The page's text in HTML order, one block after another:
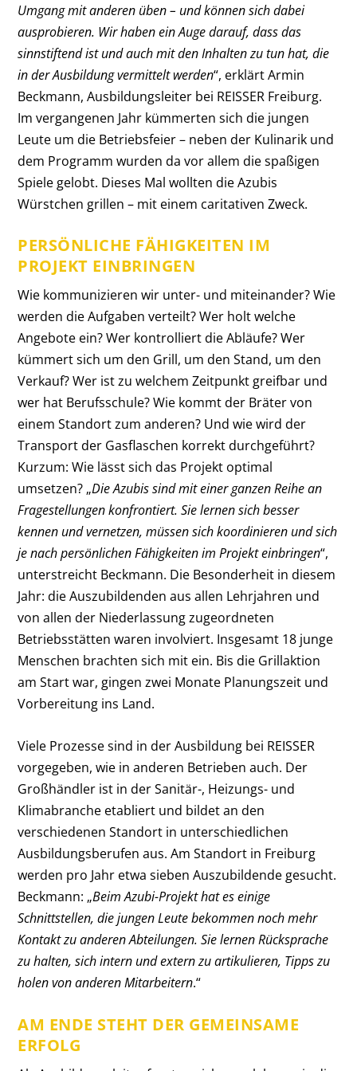
Umgang mit anderen üben – und können sich dabei
ausprobieren. Wir haben ein Auge darauf, dass das
sinnstiftend ist und auch mit den Inhalten zu tun hat, die
in der Ausbildung vermittelt werden“, erklärt Armin
Beckmann, Ausbildungsleiter bei REISSER Freiburg.
Im vergangenen Jahr kümmerten sich die jungen
Leute um die Betriebsfeier – neben der Kulinarik und
dem Programm wurden da vor allem die spaßigen
Spiele gelobt. Dieses Mal wollten die Azubis
Würstchen grillen – mit einem caritativen Zweck.
PERSÖNLICHE FÄHIGKEITEN IM
PROJEKT EINBRINGEN
Wie kommunizieren wir unter- und miteinander? Wie
werden die Aufgaben verteilt? Wer holt welche
Angebote ein? Wer kontrolliert die Abläufe? Wer
kümmert sich um den Grill, um den Stand, um den
Verkauf? Wer ist zu welchem Zeitpunkt greifbar und
wer hat Berufsschule? Wie kommt der Bräter von
einem Standort zum anderen? Und wie wird der
Transport der Gasflaschen korrekt durchgeführt?
Kurzum: Wie lässt sich das Projekt optimal
umsetzen? „Die Azubis sind mit einer ganzen Reihe an
Fragestellungen konfrontiert. Sie lernen sich besser
kennen und vernetzen, müssen sich koordinieren und sich
je nach persönlichen Fähigkeiten im Projekt einbringen“,
unterstreicht Beckmann. Die Besonderheit in diesem
Jahr: die Auszubildenden aus allen Lehrjahren und
von allen der Niederlassung zugeordneten
Betriebsstätten waren involviert. Insgesamt 18 junge
Menschen brachten sich mit ein. Bis die Grillaktion
am Start war, gingen zwei Monate Planungszeit und
Vorbereitung ins Land.
Viele Prozesse sind in der Ausbildung bei REISSER
vorgegeben, wie in anderen Betrieben auch. Der
Großhändler ist in der Sanitär-, Heizungs- und
Klimabranche etabliert und bildet an den
verschiedenen Standort in unterschiedlichen
Ausbildungsberufen aus. Am Standort in Freiburg
werden pro Jahr etwa sieben Auszubildende gesucht.
Beckmann: „Beim Azubi-Projekt hat es einige
Schnittstellen, die jungen Leute bekommen noch mehr
Kontakt zu anderen Abteilungen. Sie lernen Rücksprache
zu halten, sich intern und extern zu artikulieren, Tipps zu
holen von anderen Mitarbeitern.“
AM ENDE STEHT DER GEMEINSAME
ERFOLG